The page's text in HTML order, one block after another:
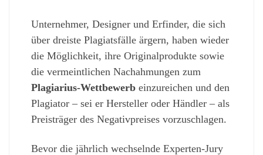
Unternehmer, Designer und Erfinder, die sich
über dreiste Plagiatsfälle ärgern, haben wieder
die Möglichkeit, ihre Originalprodukte sowie
die vermeintlichen Nachahmungen zum
Plagiarius-Wettbewerbeinzureichen und den
Plagiator – sei er Hersteller oder Händler – als
Preisträger des Negativpreises vorzuschlagen.
Bevor die jährlich wechselnde Experten-Jury